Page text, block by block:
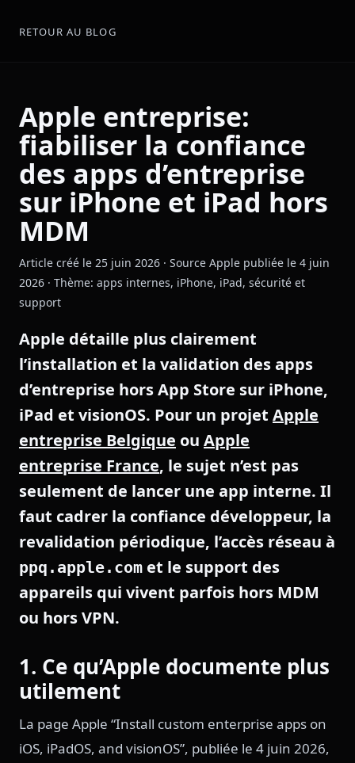
RETOUR AU BLOG
Apple entreprise:
fiabiliser la confiance
des apps d’entreprise
sur iPhone et iPad hors
MDM
Article créé le 25 juin 2026 · Source Apple publiée le 4 juin
2026 · Thème: apps internes, iPhone, iPad, sécurité et
support
Apple détaille plus clairement
l’installation et la validation des apps
d’entreprise hors App Store sur iPhone,
iPad et visionOS. Pour un projet Apple
entreprise Belgique ou Apple
entreprise France, le sujet n’est pas
seulement de lancer une app interne. Il
faut cadrer la confiance développeur, la
revalidation périodique, l’accès réseau à
ppq.apple.com et le support des
appareils qui vivent parfois hors MDM
ou hors VPN.
1. Ce qu’Apple documente plus
utilement
La page Apple “Install custom enterprise apps on
iOS, iPadOS, and visionOS”, publiée le 4 juin 2026,